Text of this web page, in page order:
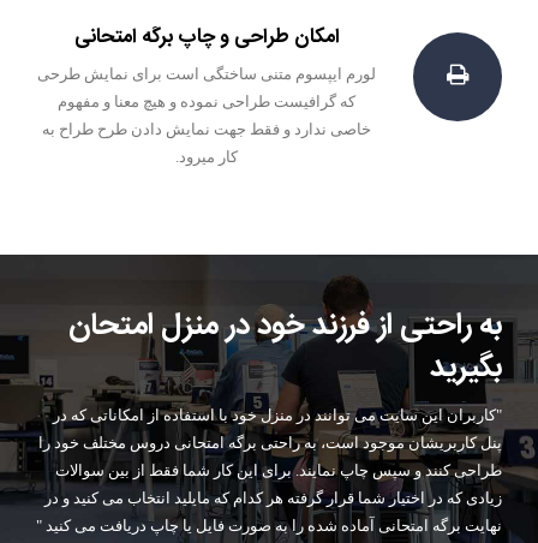
امکان طراحی و چاپ برگه امتحانی
لورم ایپسوم متنی ساختگی است برای نمایش طرحی
که گرافیست طراحی نموده و هیچ معنا و مفهوم
خاصی ندارد و فقط جهت نمایش دادن طرح طراح به
کار میرود.
به راحتی از فرزند خود در منزل امتحان
بگیرید
"کاربران این سایت می توانند در منزل خود با استفاده از امکاناتی که در
پنل کاربریشان موجود است، به راحتی برگه امتحانی دروس مختلف خود را
طراحی کنند و سپس چاپ نمایند. برای این کار شما فقط از بین سوالات
زیادی که در اختیار شما قرار گرفته هر کدام که مایلید انتخاب می کنید و در
نهایت برگه امتحانی آماده شده را به صورت فایل یا چاپ دریافت می کنید "